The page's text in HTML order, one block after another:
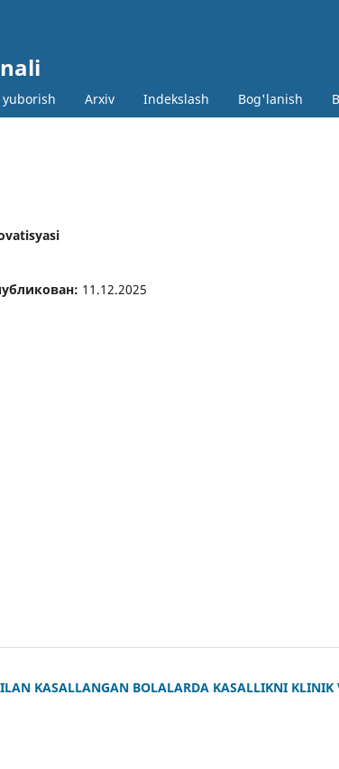
Arxiv Indekslash Bog'lanish
11.12.2025
KASALLANGAN BOLALARDA KASALLIKNI